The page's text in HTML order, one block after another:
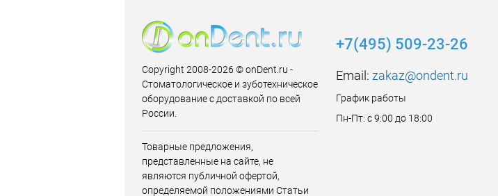
Copyright 2008-2026 © onDent.ru -
Стоматологическое и зуботехническое
оборудование с доставкой по всей
России.
Товарные предложения,
представленные на сайте, не
являются публичной офертой,
определяемой положениями Статьи
+7(495) 509-23-26
Email: zakaz@ondent.ru
График работы
Пн-Пт: с 9:00 до 18:00